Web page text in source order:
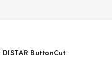
ButtonCut